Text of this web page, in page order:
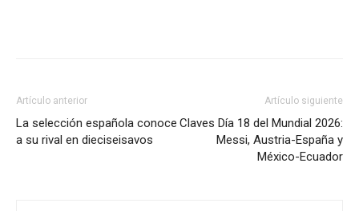
Artículo anterior
La selección española conoce
a su rival en dieciseisavos
Artículo siguiente
Claves Día 18 del Mundial 2026:
Messi, Austria-España y
México-Ecuador